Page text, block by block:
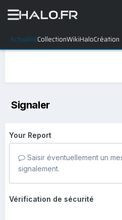
ActualitéCollectionWikiHaloCréation
Signaler
Your Report
Saisir éventuellement un
signalement.
Vérification de sécurité